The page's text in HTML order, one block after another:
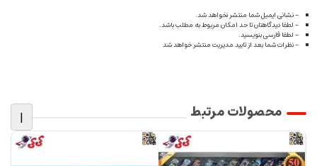
- نشانی ایمیل شما منتشر نخواهد شد.
- لطفا دیدگاهتان تا حد امکان مربوط به مطلب باشد.
- لطفا فارسی بنویسید.
- نظرات شما بعد از تایید مدیریت منتشر خواهد شد
محصولات مرتبط |